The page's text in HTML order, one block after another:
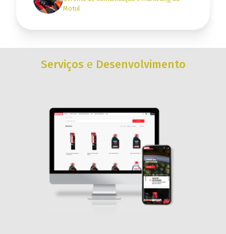
Motul
Serviços e Desenvolvimento